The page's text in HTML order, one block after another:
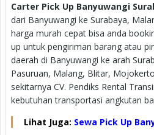
Carter Pick Up Banyuwangi
dari Banyuwangi ke Surabaya,
harga murah cepat bisa anda
up untuk pengiriman barang atau
daerah di Banyuwangi ke arah
Pasuruan, Malang, Blitar,
sekitarnya CV. Pendiks Rental
kebutuhan transportasi angkutan
Lihat Juga: Sewa Pick Up